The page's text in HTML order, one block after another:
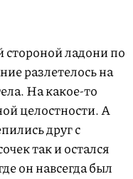
стороной ладони по
разлетелось на
На какое-то
целостности. А
друг с
так и остался
он навсегда был